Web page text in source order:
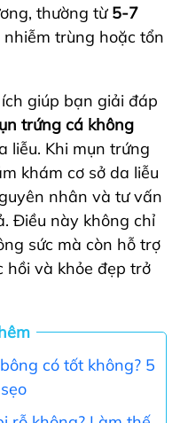
thường từ 5-7
trùng hoặc tổn
giúp bạn giải đáp
trứng cá không
liễu. Khi mụn trứng
khám cơ sở da liễu
nhân và tư vấn
Điều này không chỉ
sức mà còn hỗ trợ
hồi và khỏe đẹp trở
có tốt không? 5